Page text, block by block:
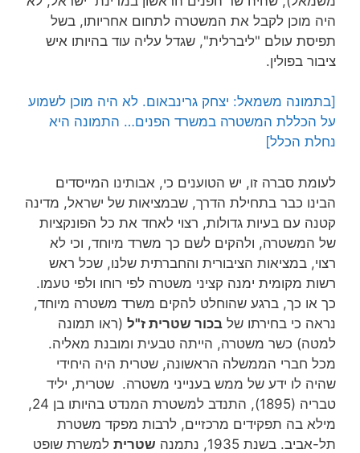
היה מוכן לקבל את המשטרה לתחום אחריותו, בשל
תפיסת עולם "ליברלית", שגדל עליה עוד בהיותו איש
ציבור בפולין.
[בתמונה משמאל: יצחק גרינבאום. לא היה מוכן לשמוע
על הכללת המשטרה במשרד הפנים… התמונה היא
נחלת הכלל]
לעומת סברה זו, יש הטוענים כי, אבותינו המייסדים
הבינו כבר בתחילת הדרך, שבמציאות של ישראל, מדינה
קטנה עם בעיות גדולות, רצוי לאחד את כל הפונקציות
של המשטרה, ולהקים לשם כך משרד מיוחד, וכי לא
רצוי, במציאות הציבורית והחברתית שלנו, שכל ראש
רשות מקומית ימנה קציני משטרה לפי רוחו ולפי טעמו.
כך או כך, ברגע שהוחלט להקים משרד משטרה מיוחד,
נראה כי בחירתו של בכור שטרית ז"ל (ראו תמונה
למטה) כשר משטרה, הייתה טבעית ומובנת מאליה.
מכל חברי הממשלה הראשונה, שטרית היה היחידי
שהיה לו ידע של ממש בענייני משטרה. שטרית, יליד
טבריה (1895), התנדב למשטרת המנדט בהיותו בן 24,
מילא בה תפקידים מרכזיים, לרבות מפקד משטרת
תל-אביב. בשנת 1935, נתמנה
שטרית למשרת שופט